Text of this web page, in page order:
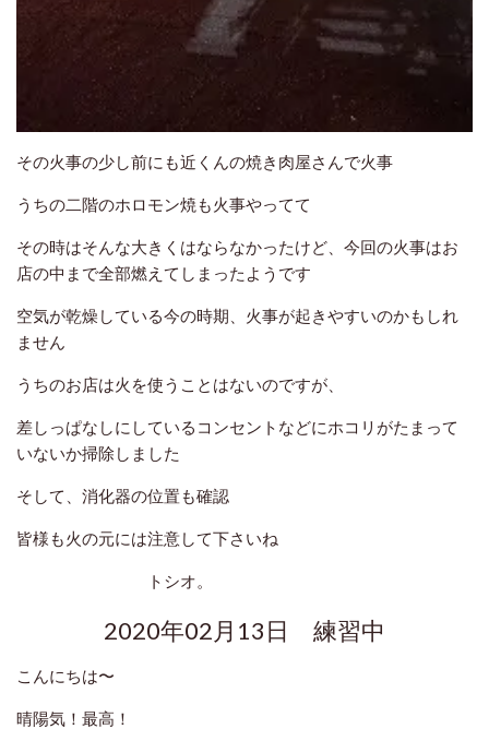
その火事の少し前にも近くんの焼き肉屋さんで火事
うちの二階のホロモン焼も火事やってて
その時はそんな大きくはならなかったけど、今回の火事はお
店の中まで全部燃えてしまったようです
空気が乾燥している今の時期、火事が起きやすいのかもしれ
ません
うちのお店は火を使うことはないのですが、
差しっぱなしにしているコンセントなどにホコリがたまって
いないか掃除しました
そして、消化器の位置も確認
皆様も火の元には注意して下さいね
トシオ。
2020年02月13日 練習中
こんにちは〜
晴陽気！最高！